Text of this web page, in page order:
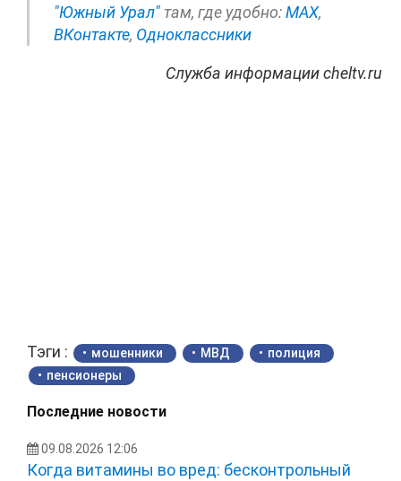
"Южный Урал" там, где удобно:МАХ,
ВКонтакте, Одноклассники
Служба информации cheltv.ru
Тэги : мошенники МВД
полиция
пенсионеры
Последние новости
09.08.2026 12:06
Когда витамины во вред: бесконтрольный